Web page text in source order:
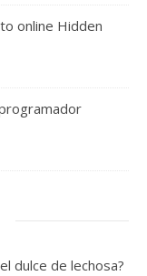
online Hidden
dulce de lechosa?